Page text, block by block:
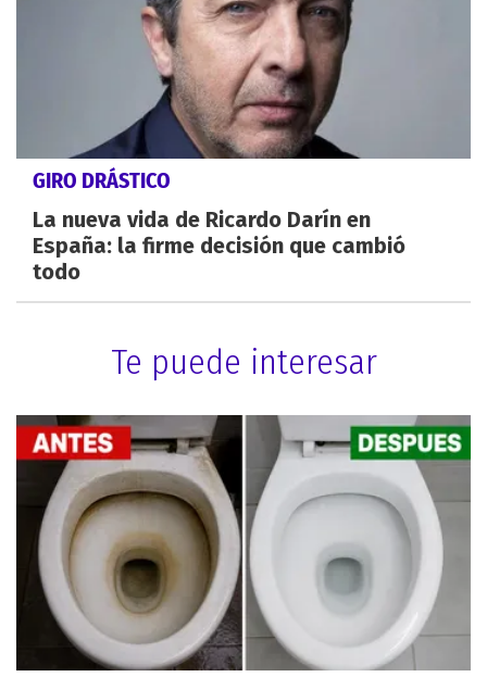
GIRO DRÁSTICO
La nueva vida de Ricardo Darín en
España: la firme decisión que cambió
todo
Te puede interesar